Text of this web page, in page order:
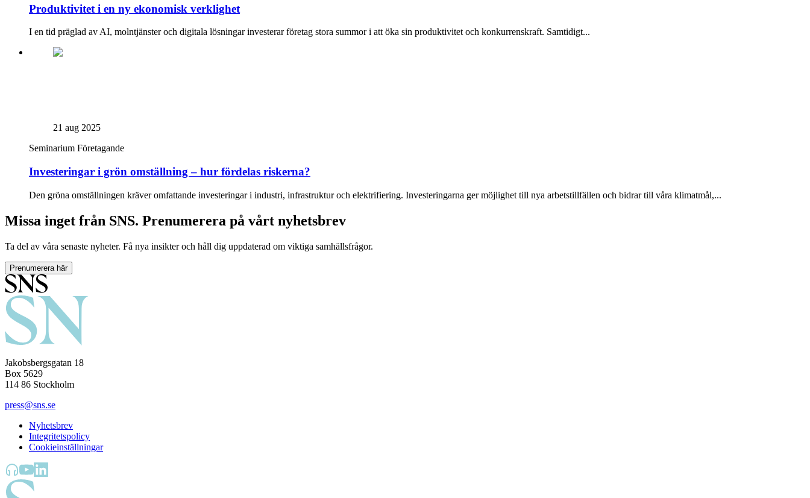
Produktivitet i en ny ekonomisk verklighet
I en tid präglad av AI, molntjänster och digitala lösningar investerar företag stora summor i att öka sin produktivitet och konkurrenskraft. Samtidigt...
21 aug 2025
Seminarium Företagande
Investeringar i grön omställning – hur fördelas riskerna?
Den gröna omställningen kräver omfattande investeringar i industri, infrastruktur och elektrifiering. Investeringarna ger möjlighet till nya arbetstillfällen och bidrar till våra klimatmål,...
Missa inget från SNS. Prenumerera på vårt nyhetsbrev
Ta del av våra senaste nyheter. Få nya insikter och håll dig uppdaterad om viktiga samhällsfrågor.
Prenumerera här
Jakobsbergsgatan 18
Box 5629
114 86 Stockholm
press@sns.se
Nyhetsbrev
Integritetspolicy
Cookieinställningar